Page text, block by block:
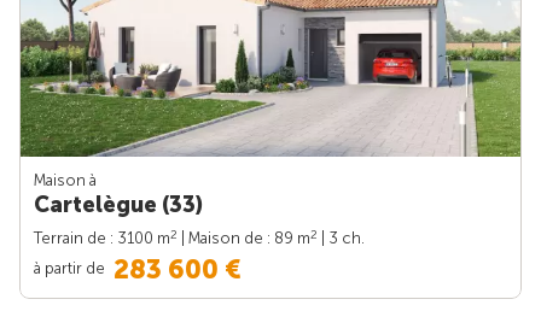
Maison à
Cartelègue (33)
Terrain de : 3100 m2 | Maison de : 89 m2
| 3 ch.
à partir de 283 600 €